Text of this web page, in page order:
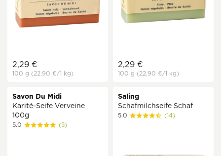
2,29 €
100 g (22,90 €/1 kg)
2,29 €
100 g (22,90 €/1 kg)
Savon Du Midi
Karité-Seife Verveine
100g
5.0 (5)
Saling
Schafmilchseife Schaf
5.0 (14)